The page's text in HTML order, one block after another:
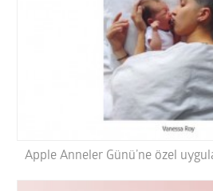
Apple Anneler Günü’ne özel